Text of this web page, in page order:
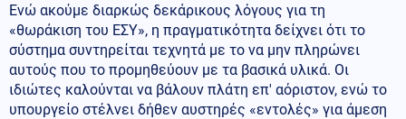
Ενώ ακούμε διαρκώς δεκάρικους λόγους για τη
«θωράκιση του ΕΣΥ», η πραγματικότητα δείχνει ότι το
σύστημα συντηρείται τεχνητά με το να μην πληρώνει
αυτούς που το προμηθεύουν με τα βασικά υλικά. Οι
ιδιώτες καλούνται να βάλουν πλάτη επ' αόριστον, ενώ το
υπουργείο στέλνει δήθεν αυστηρές «εντολές» για άμεση